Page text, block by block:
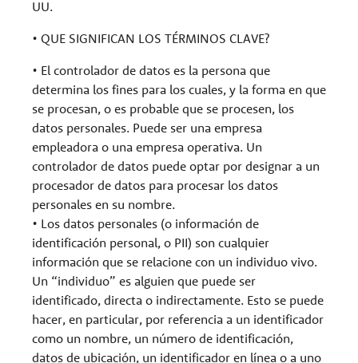
UU.
• QUE SIGNIFICAN LOS TÉRMINOS CLAVE?
• El controlador de datos es la persona que
determina los fines para los cuales, y la forma en que
se procesan, o es probable que se procesen, los
datos personales. Puede ser una empresa
empleadora o una empresa operativa. Un
controlador de datos puede optar por designar a un
procesador de datos para procesar los datos
personales en su nombre.
• Los datos personales (o información de
identificación personal, o PII) son cualquier
información que se relacione con un individuo vivo.
Un “individuo” es alguien que puede ser
identificado, directa o indirectamente. Esto se puede
hacer, en particular, por referencia a un identificador
como un nombre, un número de identificación,
datos de ubicación, un identificador en línea o a uno